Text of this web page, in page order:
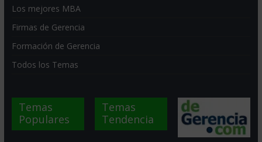
Los mejores MBA
Firmas de Gerencia
Formación de Gerencia
Todos los Temas
Temas
Populares
Temas
Tendencia